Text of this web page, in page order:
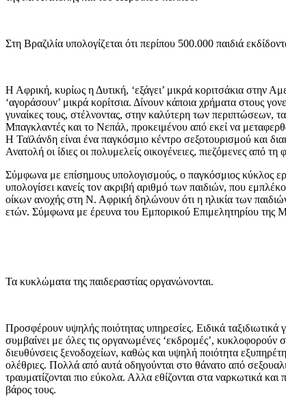
Στη Βραζιλία υπολογίζεται ότι περίπου 500.000 παιδιά
Η Αφρική, κυρίως η Δυτική, ‘εξάγει’ μικρά κοριτσάκια στην
‘αγοράσουν’ μικρά κορίτσια. Δίνουν κάποια χρήματα στους
γυναίκες τους, στέλνοντας, στην καλύτερη των περιπτώσεων,
Μπαγκλαντές και το Νεπάλ, προκειμένου από εκεί να
Η Ταϊλάνδη είναι ένα παγκόσμιο κέντρο σεξοτουρισμού και
Ανατολή οι ίδιες οι πολυμελείς οικογένειες, πιεζόμενες από
Σύμφωνα με επίσημους υπολογισμούς, ο παγκόσμιος κύκλος
υπολογίσει κανείς τον ακριβή αριθμό των παιδιών, που
οίκων ανοχής στη Ν. Αφρική δηλώνουν ότι η ηλικία των
ετών. Σύμφωνα με έρευνα του Εμπορικού Επιμελητηρίου της
Τα κυκλώματα της παιδεραστίας οργανώνονται.
Προσφέρουν υψηλής ποιότητας υπηρεσίες. Ειδικά
συμβαίνει με όλες τις oργανωμένες ‘εκδρομές’, κυκλοφορούν
διευθύνσεις ξενοδοχείων, καθώς και υψηλή ποιότητα
ολέθριες. Πολλά από αυτά οδηγούνται στο θάνατο από
τραυματίζονται πιο εύκολα. Αλλα εθίζονται στα ναρκωτικά
βάρος τους.